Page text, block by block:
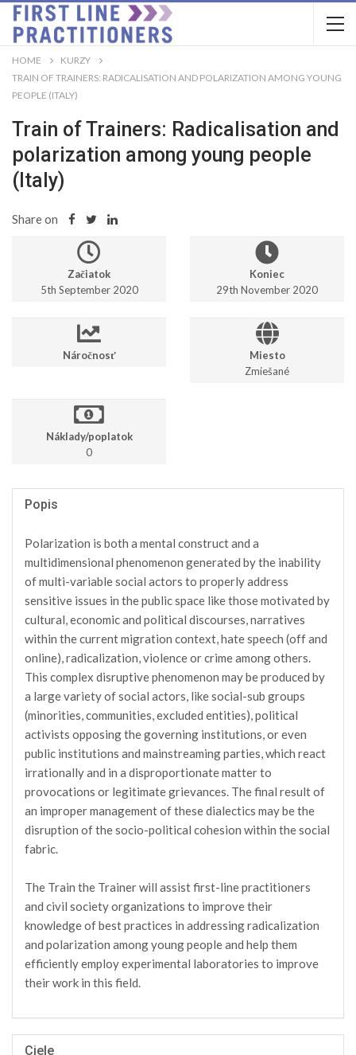
HOME
KURZY
TRAIN OF TRAINERS: RADICALISATION AND POLARIZATION AMONG YOUNG
PEOPLE (ITALY)
Train of Trainers: Radicalisation and
polarization among young people
(Italy)
Share on
Začiatok
5th September 2020
Koniec
29th November 2020
Náročnosť
Miesto
Zmiešané
Náklady/poplatok
0
Popis
Polarization is both a mental construct and a
multidimensional phenomenon generated by the inability
of multi-variable social actors to properly address
sensitive issues in the public space like those motivated by
cultural, economic and political discourses, narratives
within the current migration context, hate speech (off and
online), radicalization, violence or crime among others.
This complex disruptive phenomenon may be produced by
a large variety of social actors, like social-sub groups
(minorities, communities, excluded entities), political
activists opposing the governing institutions, or even
public institutions and mainstreaming parties, which react
irrationally and in a disproportionate matter to
provocations or legitimate grievances. The final result of
an improper management of these dialectics may be the
disruption of the socio-political cohesion within the social
fabric.
The Train the Trainer will assist first-line practitioners
and civil society organizations to improve their
knowledge of best practices in addressing radicalization
and polarization among young people and help them
efficiently employ experimental laboratories to improve
their work in this field.
Ciele